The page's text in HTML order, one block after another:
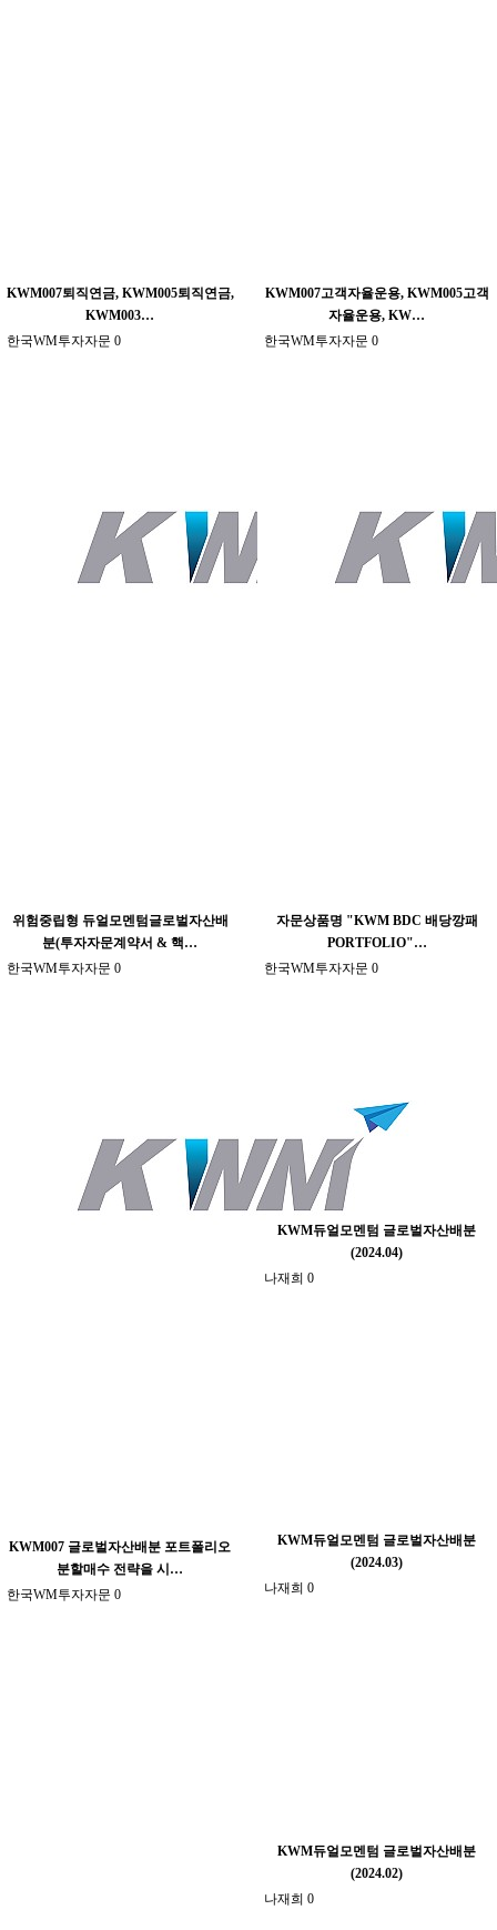
KWM007퇴직연금, KWM005퇴직연금,
KWM003…
한국WM투자자문 0
KWM007고객자율운용, KWM005고객
자율운용, KW…
한국WM투자자문 0
위험중립형 듀얼모멘텀글로벌자산배
분(투자자문계약서 & 핵…
한국WM투자자문 0
자문상품명 "KWM BDC 배당깡패
PORTFOLIO"…
한국WM투자자문 0
KWM007 글로벌자산배분 포트폴리오
분할매수 전략을 시…
한국WM투자자문 0
KWM듀얼모멘텀 글로벌자산배분
(2024.04)
나재희 0
KWM듀얼모멘텀 글로벌자산배분
(2024.03)
나재희 0
KWM듀얼모멘텀 글로벌자산배분
(2024.02)
나재희 0